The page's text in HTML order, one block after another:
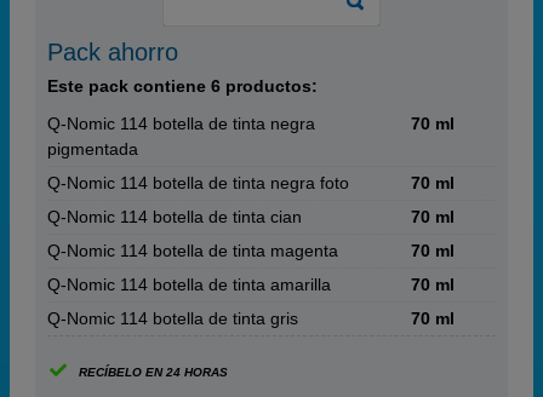
Pack ahorro
Este pack contiene 6 productos:
Q-Nomic 114 botella de tinta negra
pigmentada
70 ml
Q-Nomic 114 botella de tinta negra foto
70 ml
Q-Nomic 114 botella de tinta cian
70 ml
Q-Nomic 114 botella de tinta magenta
70 ml
Q-Nomic 114 botella de tinta amarilla
70 ml
Q-Nomic 114 botella de tinta gris
70 ml
RECÍBELO EN 24 HORAS